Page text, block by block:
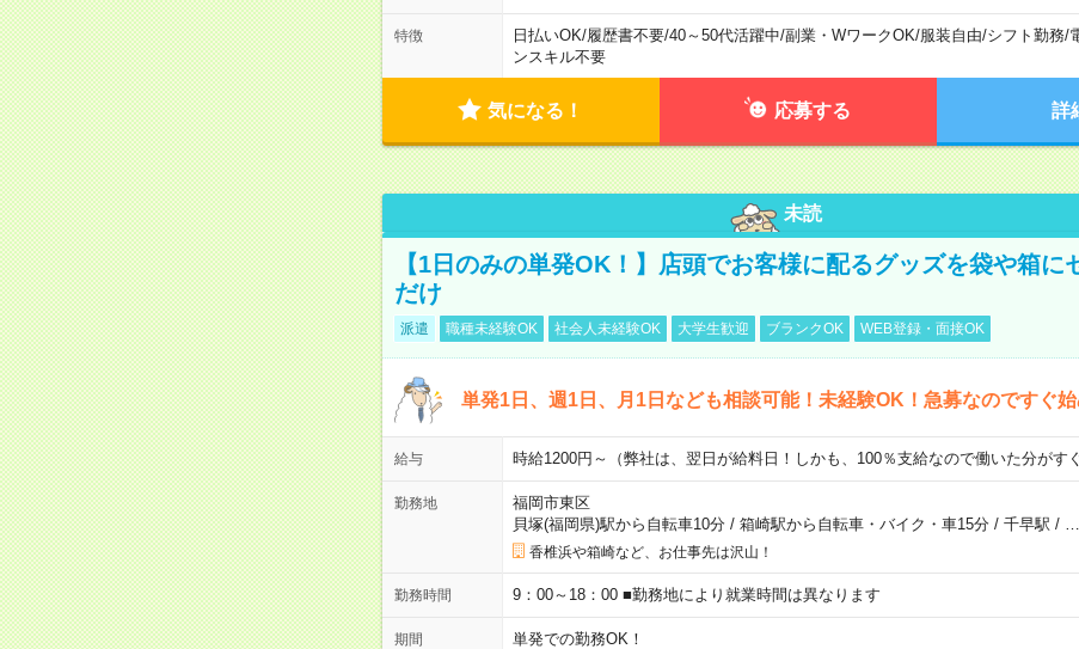
特徴 日払いOK/履歴書不要/40～50代活躍中/副業・WワークOK/服装自由/シフト勤務/
ンスキル不要
気になる！ 応募する 詳
未読
【1日のみの単発OK！】店頭でお客様に配るグッズを袋や箱に
だけ
派遣 職種未経験OK 社会人未経験OK 大学生歓迎 ブランクOK WEB登録・面接OK
単発1日、週1日、月1日なども相談可能！未経験OK！急募なのですぐ始
給与 時給1200円～（弊社は、翌日が給料日！しかも、100％支給なので働いた分がす
勤務地
福岡市東区
貝塚(福岡県)駅から自転車10分/ 箱崎駅から自転車・バイク・車15分/ 千早駅 / …
香椎浜や箱崎など、お仕事先は沢山！
勤務時間 9：00～18：00 ■勤務地により就業時間は異なります
期間 単発での勤務OK！